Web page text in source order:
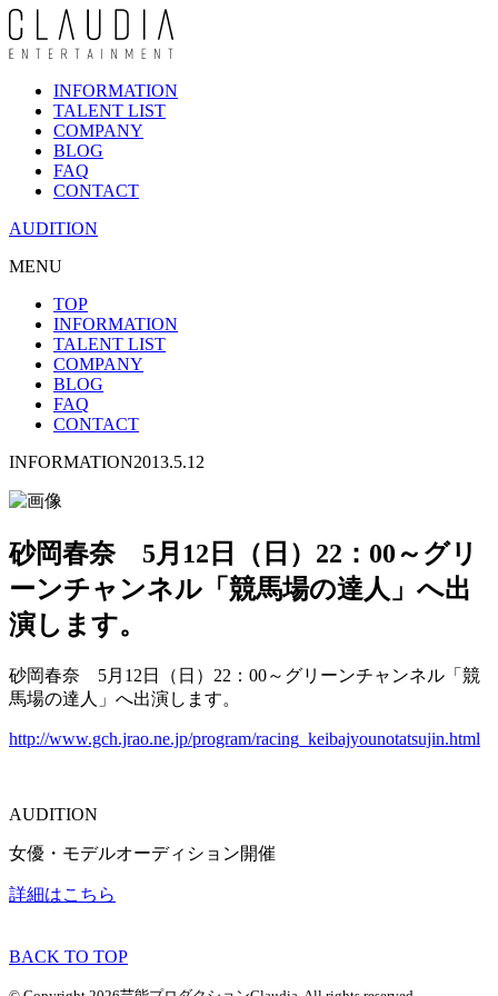
INFORMATION
TALENT LIST
COMPANY
BLOG
FAQ
CONTACT
AUDITION
MENU
TOP
INFORMATION
TALENT LIST
COMPANY
BLOG
FAQ
CONTACT
INFORMATION2013.5.12
砂岡春奈 5月12日（日）22：00～グリ
ーンチャンネル「競馬場の達人」へ出
演します。
砂岡春奈 5月12日（日）22：00～グリーンチャンネル「競
馬場の達人」へ出演します。
http://www.gch.jrao.ne.jp/program/racing_keibajyounotatsujin.html
AUDITION
女優・モデルオーディション開催
詳細はこちら
BACK TO TOP